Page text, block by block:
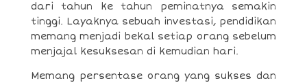
dari tahun ke tahun peminatnya semakin
tinggi. Layaknya sebuah investasi, pendidikan
memang menjadi bekal setiap orang sebelum
menjajal kesuksesan di kemudian hari.
Memang persentase orang yang sukses dan